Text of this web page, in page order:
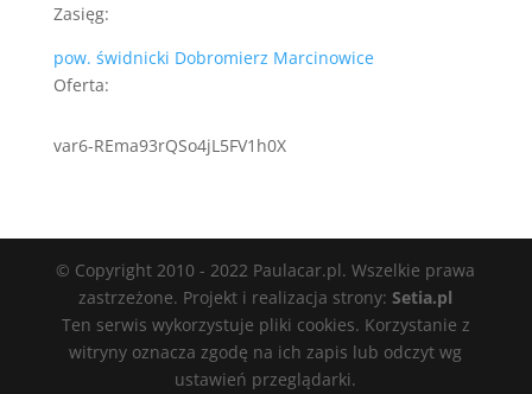
Zasięg:
pow. świdnicki Dobromierz Marcinowice
Oferta:
var6-REma93rQSo4jL5FV1h0X
© Copyright 2010 - 2022 Paulacar.pl. Wszelkie prawa
zastrzeżone. Projekt i realizacja strony:Setia.pl
Ten serwis wykorzystuje pliki cookies. Korzystanie z
witryny oznacza zgodę na ich zapis lub odczyt wg
ustawień przeglądarki.